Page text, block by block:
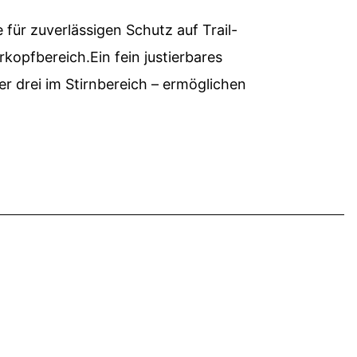
zuverlässigen Schutz auf Trail-
fein justierbares
drei im Stirnbereich – ermöglichen